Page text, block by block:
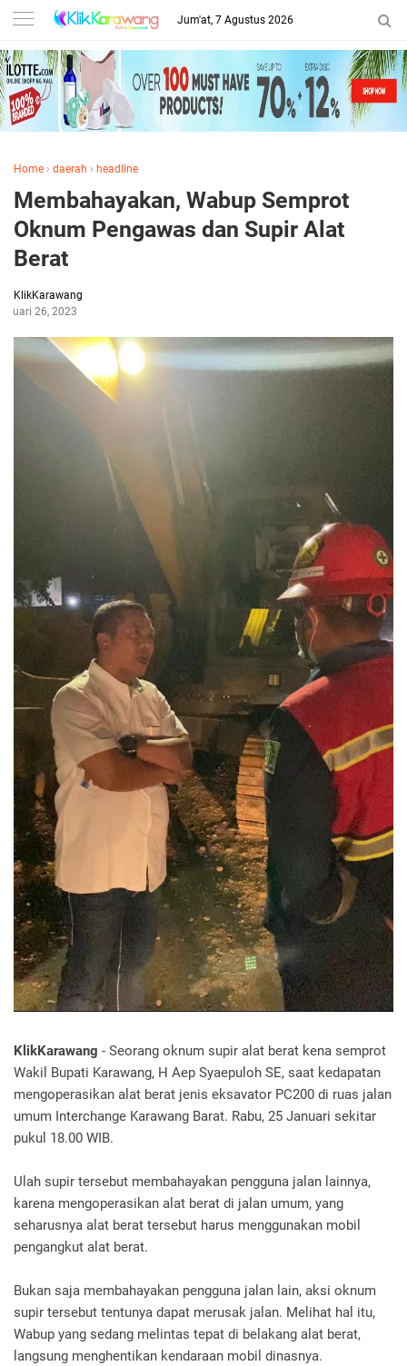
Jum'at, 7 Agustus 2026
Home › daerah › headline
Membahayakan, Wabup Semprot
Oknum Pengawas dan Supir Alat
Berat
KlikKarawang
26, 2023
KlikKarawang - Seorang oknum supir alat berat kena semprot
Wakil Bupati Karawang, H Aep Syaepuloh SE, saat kedapatan
mengoperasikan alat berat jenis eksavator PC200 di ruas jalan
umum Interchange Karawang Barat. Rabu, 25 Januari sekitar
pukul 18.00 WIB.
Ulah supir tersebut membahayakan pengguna jalan lainnya,
karena mengoperasikan alat berat di jalan umum, yang
seharusnya alat berat tersebut harus menggunakan mobil
pengangkut alat berat.
Bukan saja membahayakan pengguna jalan lain, aksi oknum
supir tersebut tentunya dapat merusak jalan. Melihat hal itu,
Wabup yang sedang melintas tepat di belakang alat berat,
langsung menghentikan kendaraan mobil dinasnya.